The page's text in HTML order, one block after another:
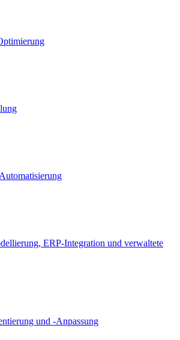
ERP-Integration und verwaltete
und -Anpassung